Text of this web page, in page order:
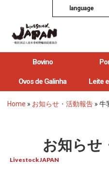
language
Bovino
Ovos de Galinha Leite
Home » お知らせ・活動報告 » 牛
お知らせ
Livestock JAPAN